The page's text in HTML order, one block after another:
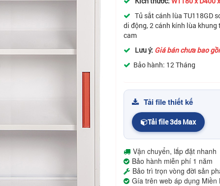
Tủ sắt cánh lùa TU118GD
di động, 2 cánh kính lùa khung
cam
Lưu ý: Giá bán chưa bao
Bảo hành: 12 Tháng
Tải file thiết kế
Tải file 3ds Max
Vận chuyển, lắp đặt nhanh
Bảo hành miễn phí 1 năm
Bảo trì trọn vòng đời sản
Gía trên web áp dụng Miền